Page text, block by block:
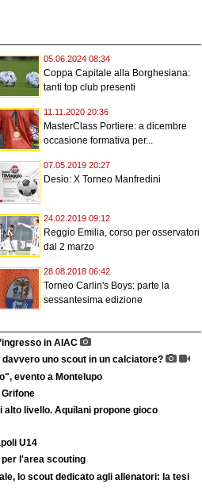
05.06.2024 08:34
Coppa Capitale alla Borghesiana:
tanti top club presenti
11.11.2020 20:36
MasterClass Portiere: a dicembre
occasione formativa per...
07.05.2019 20:27
Desio: X Torneo Manfredini
24.02.2019 09:12
Reggio Emilia, corso per osservatori
dal 2 marzo
28.08.2018 06:42
Torneo Carlin's Boys: parte la
sessantesima edizione
in AIAC
uno scout in un calciatore?
evento a Montelupo
alto livello. Aquilani propone gioco
U14
l'area scouting
lo scout dedicato agli allenatori: la tesi